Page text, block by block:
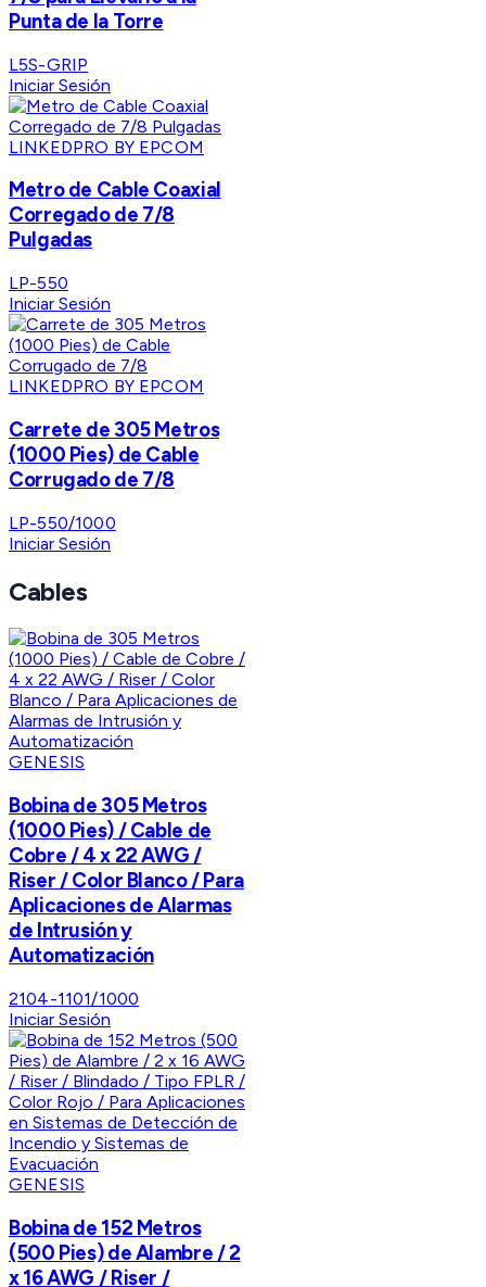
Punta de la Torre
L5S-GRIP
Iniciar Sesión
LINKEDPRO BY EPCOM
Metro de Cable Coaxial
Corregado de 7/8
Pulgadas
LP-550
Iniciar Sesión
LINKEDPRO BY EPCOM
Carrete de 305 Metros
(1000 Pies) de Cable
Corrugado de 7/8
LP-550/1000
Iniciar Sesión
Cables
GENESIS
Bobina de 305 Metros
(1000 Pies) / Cable de
Cobre / 4 x 22 AWG /
Riser / Color Blanco / Para
Aplicaciones de Alarmas
de Intrusión y
Automatización
2104-1101/1000
Iniciar Sesión
GENESIS
Bobina de 152 Metros
(500 Pies) de Alambre / 2
x 16 AWG / Riser /